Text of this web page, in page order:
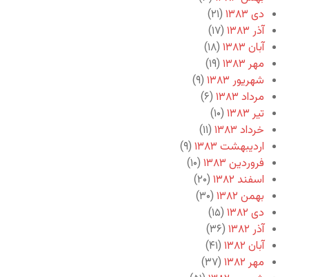
دی ۱۳۸۳
(۲۱)
آذر ۱۳۸۳
(۱۷)
آبان ۱۳۸۳
(۱۸)
مهر ۱۳۸۳
(۱۹)
شهریور ۱۳۸۳
(۹)
مرداد ۱۳۸۳
(۶)
تیر ۱۳۸۳
(۱۰)
خرداد ۱۳۸۳
(۱۱)
اردیبهشت ۱۳۸۳
(۹)
فروردین ۱۳۸۳
(۱۰)
اسفند ۱۳۸۲
(۲۰)
بهمن ۱۳۸۲
(۳۰)
دی ۱۳۸۲
(۱۵)
آذر ۱۳۸۲
(۳۶)
آبان ۱۳۸۲
(۴۱)
مهر ۱۳۸۲
(۳۷)